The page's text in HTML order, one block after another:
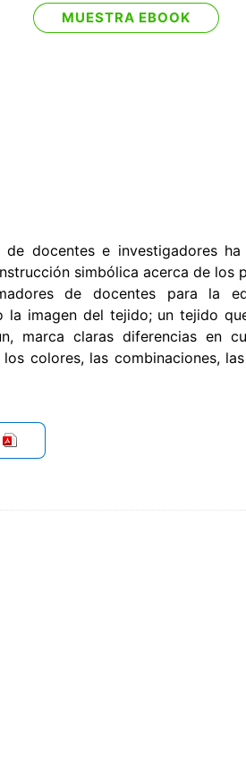
MUESTRA EBOOK
docentes e investigadores ha
simbólica acerca de los
de docentes para la
la imagen del tejido; un tejido
marca claras diferencias en
colores, las combinaciones,